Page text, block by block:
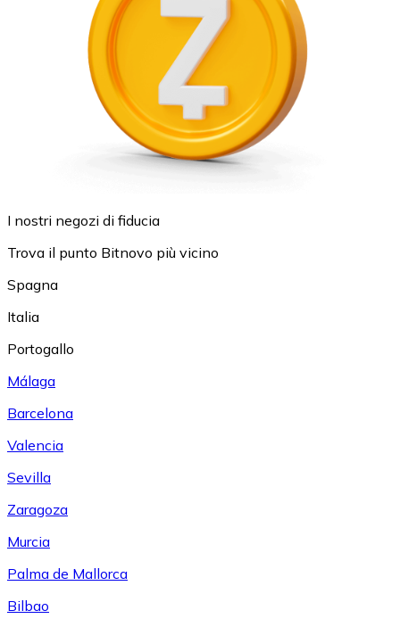
I nostri negozi di fiducia
Trova il punto Bitnovo più vicino
Spagna
Italia
Portogallo
Málaga
Barcelona
Valencia
Sevilla
Zaragoza
Murcia
Palma de Mallorca
Bilbao